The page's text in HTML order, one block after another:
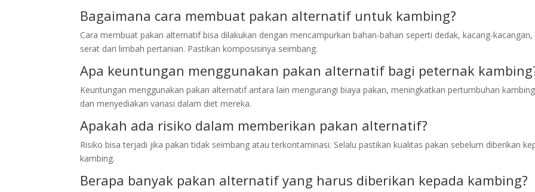
Bagaimana cara membuat pakan alternatif untuk kambing?
Cara membuat pakan alternatif bisa dilakukan dengan mencampurkan bahan-bahan seperti dedak, kacang-kacangan,
serat dari limbah pertanian. Pastikan komposisinya seimbang.
Apa keuntungan menggunakan pakan alternatif bagi peternak
Keuntungan menggunakan pakan alternatif antara lain mengurangi biaya pakan, meningkatkan pertumbuhan
dan menyediakan variasi dalam diet mereka.
Apakah ada risiko dalam memberikan pakan alternatif?
Risiko bisa terjadi jika pakan tidak seimbang atau terkontaminasi. Selalu pastikan kualitas pakan sebelum diberikan
kambing.
Berapa banyak pakan alternatif yang harus diberikan kepada kambing?